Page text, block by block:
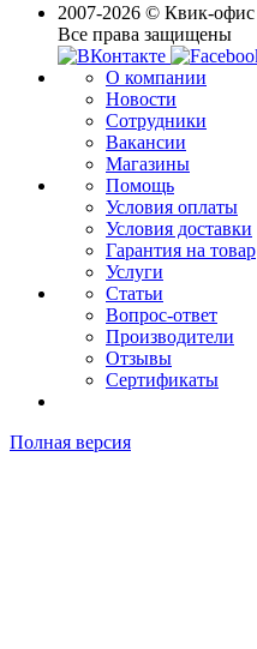
2007-2026 © Квик-офис
Все права защищены
О компании
Новости
Сотрудники
Вакансии
Магазины
Помощь
Условия оплаты
Условия доставки
Гарантия на товар
Услуги
Статьи
Вопрос-ответ
Производители
Отзывы
Сертификаты
Полная версия